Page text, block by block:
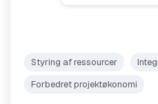
Styring af ressourcer
Forbedret projektøkonomi